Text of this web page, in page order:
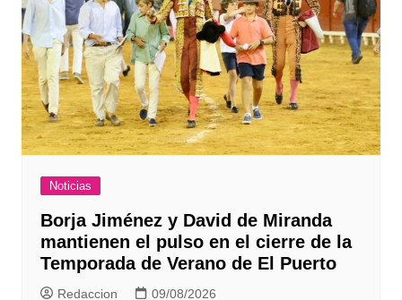
Noticias
Borja Jiménez y David de Miranda
mantienen el pulso en el cierre de la
Temporada de Verano de El Puerto
Redaccion 09/08/2026